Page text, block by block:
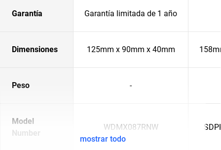
Garantía Garantía limitada de 1 año
Dimensiones 125mm x 90mm x 40mm
Peso -
Model
Number
WDMX087RNW
mostrar todo